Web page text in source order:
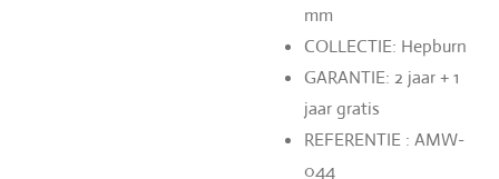
mm
COLLECTIE: Hepburn
GARANTIE: 2 jaar + 1
jaar gratis
REFERENTIE : AMW-
044